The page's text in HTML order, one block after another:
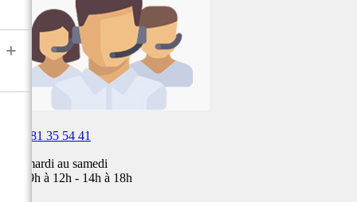
+
batterie
03 81 35 54 41
Du mardi au samedi
de 09h à 12h - 14h à 18h